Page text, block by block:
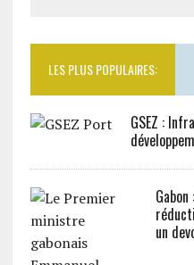
LES PLUS POPULAIRES:
GSEZ :
un